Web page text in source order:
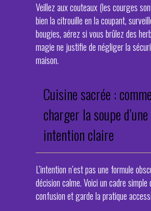
Veillez aux couteaux (les courges
bien la citrouille en la coupant,
bougies, aérez si vous brûlez des
magie ne justifie de négliger la
maison.
Cuisine sacrée :
charger la soupe d’une
intention claire
L’intention n’est pas une formule
décision calme. Voici un cadre simple
confusion et garde la pratique